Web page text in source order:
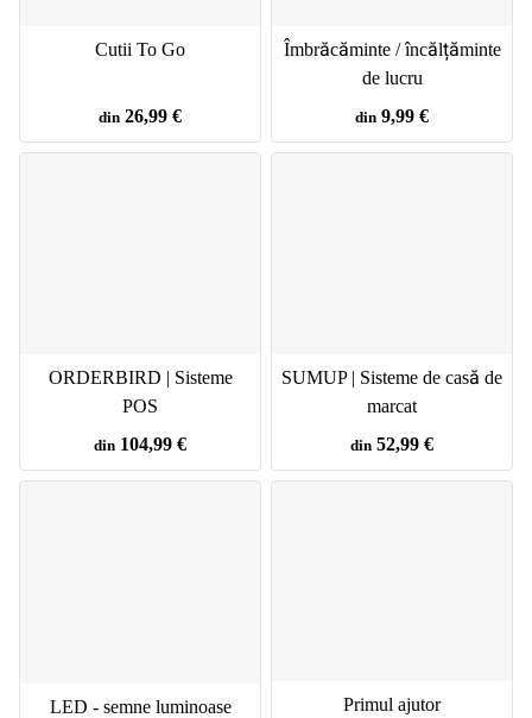
Cutii To Go
din 26,99 €
Îmbrăcăminte / încălțăminte
de lucru
din 9,99 €
ORDERBIRD | Sisteme
POS
din 104,99 €
SUMUP | Sisteme de casă de
marcat
din 52,99 €
LED - semne luminoase Primul ajutor